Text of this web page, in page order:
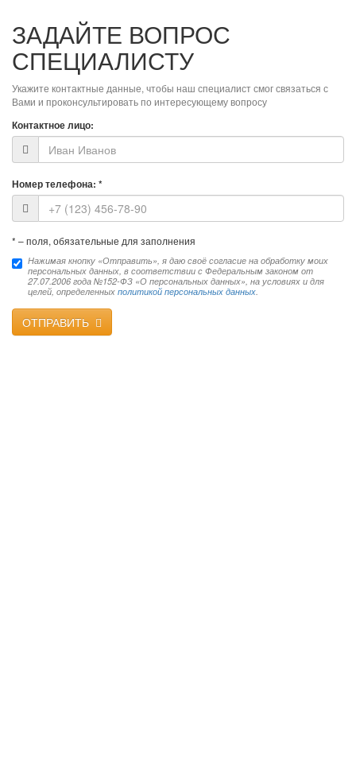
ЗАДАЙТЕ ВОПРОС
СПЕЦИАЛИСТУ
Укажите контактные данные, чтобы наш специалист смог связаться с
Вами и проконсультировать по интересующему вопросу
Контактное лицо:
Номер телефона: *
* – поля, обязательные для заполнения
Нажимая кнопку «Отправить», я даю своё согласие на обработку моих
персональных данных, в соответствии с Федеральным законом от
27.07.2006 года №152-ФЗ «О персональных данных», на условиях и для
целей, определенных политикой персональных данных.
ОТПРАВИТЬ